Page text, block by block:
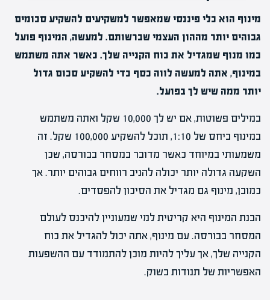
מינוף הוא כלי פיננסי שמאפשר למשקיעים להשקיע סכומים
גבוהים יותר מההון העצמי שברשותם. למעשה, המינוף פועל
כמו מנוף שמגדיל את כוח הקנייה שלך. כאשר אתה משתמש
במינוף, אתה למעשה לווה כסף כדי להשקיע סכום גדול
יותר ממה שיש לך בפועל.
במילים פשוטות, אם יש לך 10,000 שקל ואתה משתמש
במינוף ביחס של 1:10, תוכל להשקיע 100,000 שקל. זה
משמעותי במיוחד כאשר מדובר במסחר בבורסה, שכן
השקעה גדולה יותר יכולה להניב רווחים גבוהים יותר. אך
כמובן, מינוף גם מגדיל את הסיכון להפסדים.
הבנת המינוף היא קריטית למי שמעוניין להיכנס לעולם
המסחר בבורסה. עם מינוף, אתה יכול להגדיל את כוח
הקנייה שלך, אך עליך להיות מוכן להתמודד עם ההשפעות
האפשריות של תנודות בשוק.